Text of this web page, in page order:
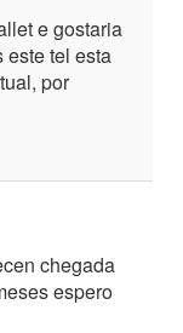
e gostaria
este tel esta
por
chegada
espero